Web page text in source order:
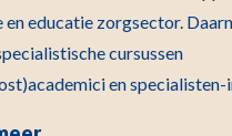
educatie zorgsector.
cursussen
en